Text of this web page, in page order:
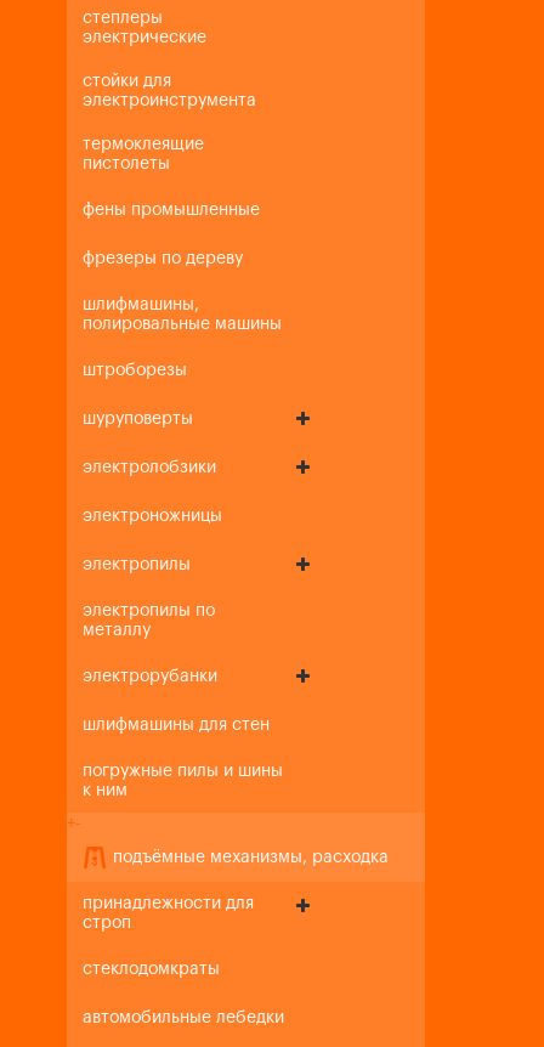
степлеры
электрические
стойки для
электроинструмента
термоклеящие
пистолеты
фены промышленные
фрезеры по дереву
шлифмашины,
полировальные машины
штроборезы
шуруповерты
электролобзики
электроножницы
электропилы
электропилы по
металлу
электрорубанки
шлифмашины для стен
погружные пилы и шины
к ним
+-
подъёмные механизмы, расходка
принадлежности для
строп
стеклодомкраты
автомобильные лебедки